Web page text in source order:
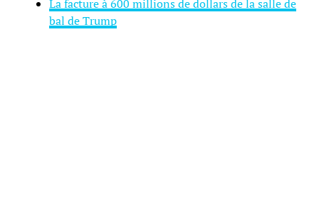
La facture à 600 millions de dollars de la salle de
bal de Trump